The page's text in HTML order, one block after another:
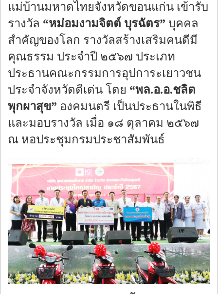
แม่บ้านมหาดไทยจังหวัดขอนแก่น เข้ารับ
รางวัล “หม่อมงามจิตต์ บุรฉัตร” บุคคล
สำคัญของโลก รางวัลสร้างเสริมคนดีมี
คุณธรรม ประจำปี ๒๕๖๗ ประเภท
ประธานคณะกรรมการอุปการะเยาวชน
ประจำจังหวัดดีเด่น โดย “พล.อ.อ.ชลิต
พุกผาสุข” องคมนตรี เป็นประธานในพิธี
และมอบรางวัล เมื่อ ๑๘ ตุลาคม ๒๕๖๗
ณ หอประชุมกรมประชาสัมพันธ์